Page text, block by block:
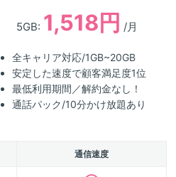
5GB: 1,518円 /月
全キャリア対応/1GB~20GB
安定した速度で顧客満足度1位
最低利用期間／解約金なし！
通話パック/10分かけ放題あり
通信速度